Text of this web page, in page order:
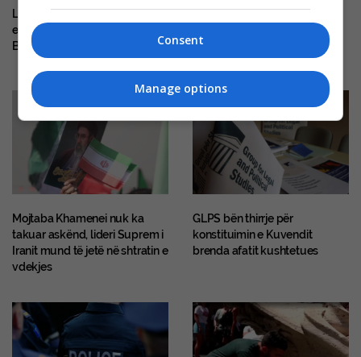
Lidhjet e lëvizjes ruse të
ekstremit të djathtë me
Ballkanin
Ky është i riu nga Prishtina që
humbi jetën në aksidentin në
Shqipëri
Mojtaba Khamenei nuk ka
takuar askënd, lideri Suprem i
Iranit mund të jetë në shtratin e
vdekjes
GLPS bën thirrje për
konstituimin e Kuvendit
brenda afatit kushtetues
Consent
Manage options